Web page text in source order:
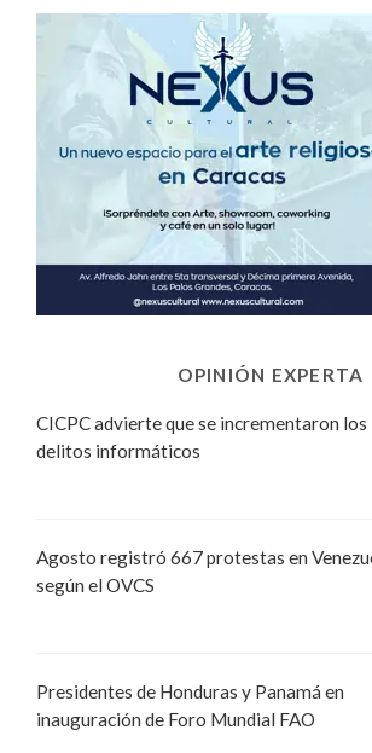
OPINIÓN EXPERTA
CICPC advierte que se incrementaron los
delitos informáticos
Agosto registró 667 protestas en
según el OVCS
Presidentes de Honduras y Panamá en
inauguración de Foro Mundial FAO